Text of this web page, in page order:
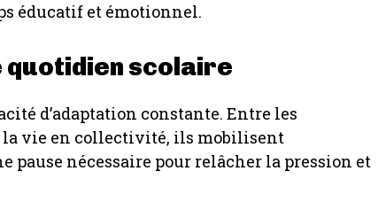
éducatif et émotionnel.
quotidien scolaire
d’adaptation constante. Entre les
la vie en collectivité, ils mobilisent
pause nécessaire pour relâcher la pression et